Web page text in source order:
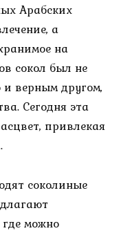
Арабских
а
на
сокол был не
верным другом,
Сегодня эта
привлекая
соколиные
можно